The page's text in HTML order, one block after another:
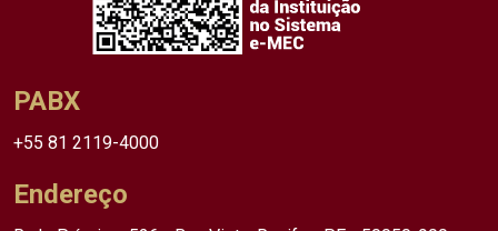
PABX
+55 81 2119-4000
Endereço